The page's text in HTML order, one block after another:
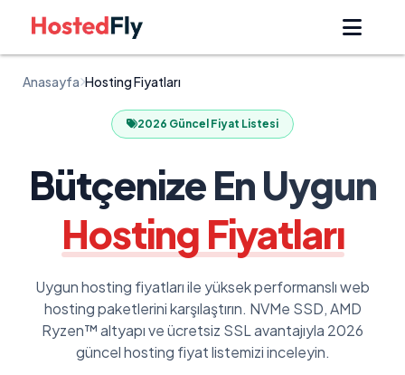
Anasayfa Hosting Fiyatları
2026 Güncel Fiyat Listesi
Bütçenize En Uygun
Hosting Fiyatları
Uygun hosting fiyatları ile yüksek performanslı web
hosting paketlerini karşılaştırın. NVMe SSD, AMD
Ryzen™ altyapı ve ücretsiz SSL avantajıyla 2026
güncel hosting fiyat listemizi inceleyin.